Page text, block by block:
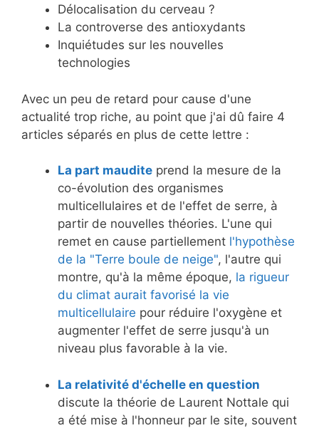
Délocalisation du cerveau ?
La controverse des antioxydants
Inquiétudes sur les nouvelles
technologies
Avec un peu de retard pour cause d'une
actualité trop riche, au point que j'ai dû faire 4
articles séparés en plus de cette lettre :
La part maudite prend la mesure de la
co-évolution des organismes
multicellulaires et de l'effet de serre, à
partir de nouvelles théories. L'une qui
remet en cause partiellement l'hypothèse
de la "Terre boule de neige", l'autre qui
montre, qu'à la même époque, la rigueur
du climat aurait favorisé la vie
multicellulaire pour réduire l'oxygène et
augmenter l'effet de serre jusqu'à un
niveau plus favorable à la vie.
La relativité d'échelle en question
discute la théorie de Laurent Nottale qui
a été mise à l'honneur par le site, souvent